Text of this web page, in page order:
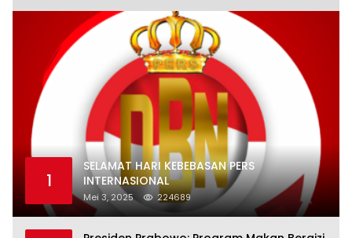
1
SELAMAT HARI KEBEBASAN PERS
INTERNASIONAL
Mei 3, 2025 224689